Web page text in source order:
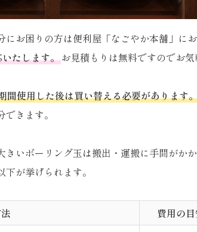
お困りの方は便利屋「なごやか本舗」に
たします。お見積もりは無料ですのでお気
間使用した後は買い替える必要があります
きます。
いボーリング玉は搬出・運搬に手間がか
が挙げられます。
費用の